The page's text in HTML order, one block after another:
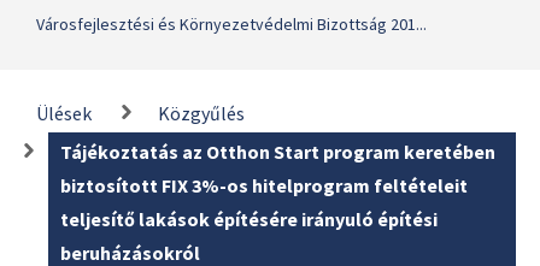
Városfejlesztési és Környezetvédelmi Bizottság 201...
Ülések
Közgyűlés
Tájékoztatás az Otthon Start program keretében
biztosított FIX 3%-os hitelprogram feltételeit
teljesítő lakások építésére irányuló építési
beruházásokról